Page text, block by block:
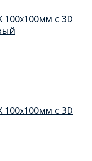
100х100мм с 3D
100х100мм с 3D